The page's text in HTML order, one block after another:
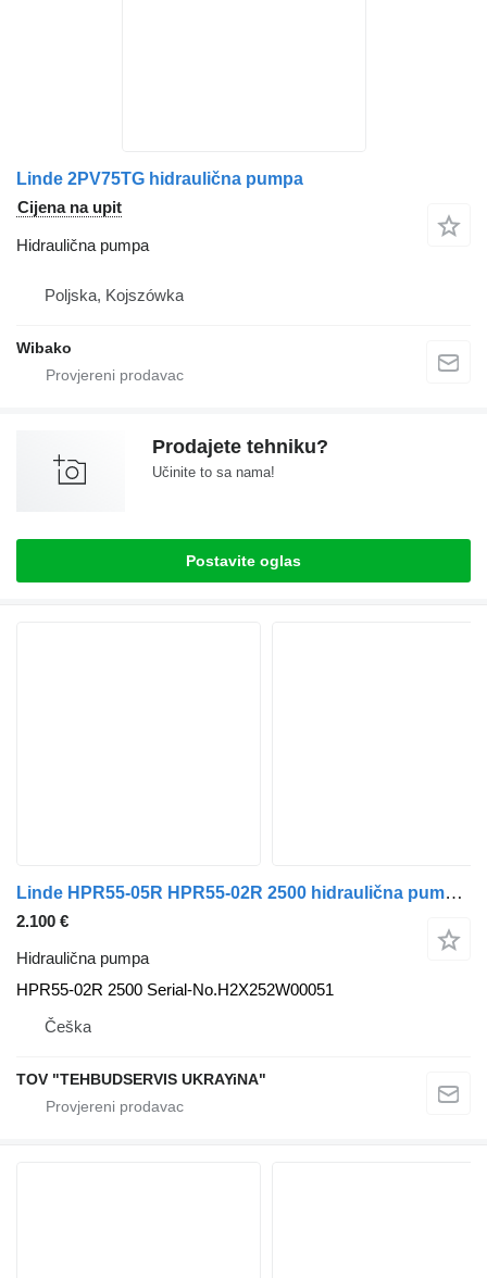
Linde 2PV75TG hidraulična pumpa
Cijena na upit
Hidraulična pumpa
Poljska, Kojszówka
Wibako
Prodajete tehniku?
Učinite to sa nama!
Postavite oglas
Linde HPR55-05R HPR55-02R 2500 hidraulična pumpa za Mercedes-Benz Atego 1324 kamiona
2.100 €
Hidraulična pumpa
HPR55-02R 2500 Serial-No.H2X252W00051
Češka
TOV "TEHBUDSERVIS UKRAYiNA"